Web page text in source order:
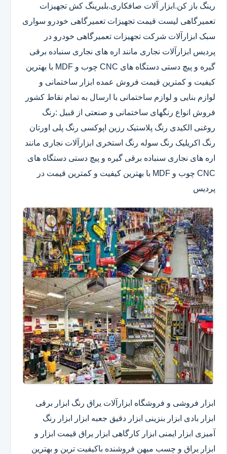
رینگ باز کن.ابزار آلات صافکاری.بلبرینگ کش تجهیزات
تعمیرگاهی لیست قیمت تجهیزات تعمیرگاهی خودرو سواری
سبک ابزارآلات شرکت تجهیزات تعمیرگاهی خودرو در
پردیس ابزارآلات نجاری مانند اره های نجاری سنباده برقی
گیره و پیچ دستی دستگاه های CNC چوب و MDF با بهترین
کیفیت و کمترین قیمت فروش عمده ابزار ساختمانی و
لوازم بنایی و لوازم ساختمانی با ارسال به تمام نقاط کشور
فروش انواع رنگهای ساختمانی و صنعتی از قبیل :رنگ
روغنی الکیدی رنگ پلاستیک رزین اپوکسی رنگ پلی اورتان
رنگ اکریلیک رنگ سوله رنگ استخری ابزارآلات نجاری مانند
اره های نجاری سنباده برقی گیره و پیچ دستی دستگاه های
CNC چوب و MDF با بهترین کیفیت و کمترین قیمت در
پردیس
ابزار فروشی و فروشگاه ابزارآلات یراق رنگ ابزار برقی
ابزار بادی ابزار بنزینی ابزار دقیق​ جعبه ابزار ابزار رنگ
آمیزی ابزار ایمنی ابزار کارگاهی ابزار یراق قیمت ابزار و
ابزار یراق و چسب میهن فروشنده باکیفیت ترین و بهترین